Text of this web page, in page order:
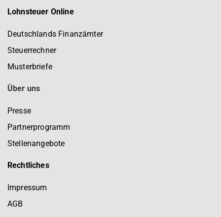
Lohnsteuer Online
Deutschlands Finanzämter
Steuerrechner
Musterbriefe
Über uns
Presse
Partnerprogramm
Stellenangebote
Rechtliches
Impressum
AGB